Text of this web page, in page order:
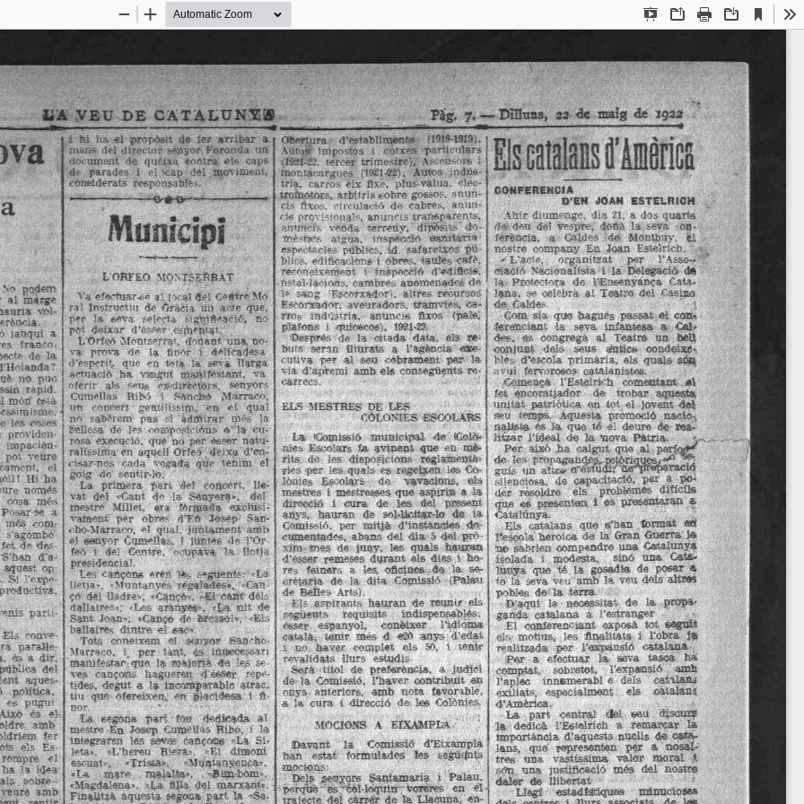
Presentation
OpenPrint Download
Current
View
Zoom
Zoom
L·A V E U D E C A T A L U N S » P à g . 7 .  —
  D i ï ï n n s ,
22 m a i g
  à é
i g a a
a
^
N "  padem  pat.
a l
  màrge  •J«
  vol-
  ianqui  a
franco-
de  l a
  no  puc
ràpid.
cl mód
  csià
les  cotns
  providen-
impaiièn-cia
pot  veure
el
Hi  ha
només
  onsa
  més
Po.sar se a amb
uiés
  /-om-ples.
s'agombo
"des-coneixcr-lee  no
S'han
d'a-tacar  los  'ftQcultat-s
aquest
  op
Sí i'e.ypo.
p a r ü -rdlarò?
EU  ronve-ms
paral·le-la
és  a  dir,
del
  aques-
política,
*t;  pugui
é s
  eV
amb
fer
els E.-
rf-mpre e!
la  idea  corrent,
  Mbre-fot.
veure  amb
sentir
i hi  lia  el
  propòsit
de  fer arribar  a
nirtiis
  del direetot  senyor  Foronda  un  document
de queisa eomra  els
  caps
de parades
  i
el
  •cap
  dél  moviment,  considerats
  responsables.
Municipi
L'ORFEÓ MONTÍ-EíiBAT
"V'a efertaar*o  a!
  i
v a i a^i
  Ceétré
Mó
ral Instructiu do  Gracia  un
  àiíle
  que.
por la
  seva
selecta f-igtnflcació'. no
po' deixar
  d'esso.r
  csmcmai.
L'Orfeó
  Montserras.
  (lloant
  una, no-
v» prova do la finor í dolicadesa
i)'psporit.
  que  en  Wa
la
  seva
  llarga
ai-"iació ha vangut maniféstant, va
oferir als seus éswJirèfttoj·s. senyors Curoellas
Rib'. i Sanchó Marracn,
un coocerf. geniilifsifn. en et qual
n i sabérem pas íi aflrfiirar més  la  bellesa  de  les
  coHWiopIclònà
-a  la  cu-rosa
  execució,
  que  no  per
  éeser
  natu-
ralfssima
  en  aquell
  Orfeó
deixa  d'en-cisa
r-no.-.
  cada
vegada que tenim  el
goig do;
  Mentir-lo.
La
primera pan líel coqcert, lle-
vat del -Cant de la Senyera*, del mostro
Mület, «ra Mrmaía exclusi-
varaenl'
  per
obres d'En Jósep San-
cho-llarraco.
  el  qual. juntament  amb
el
  senyor
  Cumotías,
I
  juntés
  de  l'Or
teó
  i
del Centre, ocupava l a llotja
presidencial.
Les
  cançons
  eren  les
  segiiènis:
  -La
lletja-. -Muntanyes  regalades., -Can •;o  de!
  lladrei-,
-Cançó-'.
  «-El cant
  dèlí
dallairesN 'Los  aranyes-, ^ t a  'nit * Sant
  Joanr-,
  «Cançó
  de
  brçEsól·.
«Els ballairés
dintre  e l
  sac».
Tots
coneixem el senyor Sancho-
Mamco. i ,  per tant.  és innecessari manifestar'que
la
  majoïíÀ
de  lep  se-ves
cançons hagueren d'ésser repe-tides,  degut  a
la  incomparable  atrac.
tiu quo  ofereixen,  en ^iaridesa i  fi-
nor.
l a
segona part fou dedicada al mestre  En
  Josep
  Cumellas
  Ribo.
  i  la  integraren
les
  sewos
  cançons
^La Si-
leta». 'L'hereu Blerav, ^El dimoni escuat»,
•Trisia>. -Muntanyenca',
• La mare . maiàlta'. -«Ban-bom». «Magdalena-,
' L a
  fljla,
  del  marxa.nt'
Fin^UUà
  aquesta
  segoca
  part.  la
-Sa.
Obertura d'esfabllmwitB flOie-1919).
AiiMS?
  Impostos
i cotxes particulars
l « I - í í . tercer
  trimestre},
  Ascensors  i
montàrargues flMl-SiJ), Amos indús-tria,
carros  eix
  fixe.  plus-vàlua.
éíec-
troinolors,
  arbitris eobre
  gossos,
anim-
ci- fixos, circulació de
  cabres,
  anun-
/ is  provisionals, anuncis transparent*, antmeis
venda terreny, dipifeis do-
tnfisrpi-s aigua, inspecció sanitàTia
espectarics públics,
  id- safareixos pii-
blic*.
  edificacions  i  obres,  taules
  cafè.
reoonelsemeDt i inspecció d'edifleis.
nstal-la-Mons. carabr·es  anomenadeé
  de
1»
  sang
Escorxador"!,  al'ro.-
  re-Mirsos
Escorxador,  aveuradors.  tramvies,  ca-rros
indústria, anuncis fixos (pals.
plafons i  quioscos).
  IWl-Z?.
Després de la  citada  data. 0I3
  te-bn's
sernn lliurats a l'agència «re-
cutiva per al  seu cobrament per l a
via
  d'apremi  amb els
  consegüents
  re-
càrrecs.
EU5
  MESTRES
  DE
  L E S
cOLOifiES
ESCOLAK;
La 'Comissió municipal de Colò-
nies  Escolars ta  avinent  qne  en mè^
rits da les disposicions reglamentà-
ries  per  les  quals  es  regetjten  les Co-
lònies Escolars de vavacions. els
mestres
  i
  mestresses
qne  aspirin  a  la
direcció i cura de les del present anys.
hauran de sol-Ucltar-lo de ia
Comissió, per mitjà d'instàncies do-cumentades,
  abans
  del  dia  5 del
  prò-
x i m mes de juny. les  quals hauran
d'ésser remeses
  durant  els  dies  i  ho-res
feiners a les.  oficjncs  de la se-cretaria
de la dita Comissió (Palau do  Belles
  Arts).
Lis
  aspirants
hauran  de  reunir  els
següents requisits indispensable»; ésser
espanyoL conèixer l'idioma català,
tenir  més  d etiO  anys d'edat
i no haver complet els 50,  t tenir revalidats
llurs
estudi;.
Serà títol de prefarència, a.
  judici
de  la
  Comissió,
l'haver
  contribuït
en
«nys anteriors,  amb nota í s v o n b l e ,
a la  cura i
  direcció
de  les
  Colònies
MOCIONS
  A
EDCAMPH
Davant
la Comissió d'Eixamplà
han estat formulades les segütjnts
moctons;
Dejs
  seajorc
Saníamaxia i Palau,
perquè es col-lóquür
  Voreres
en el trajecte  del
  càrrér
  de  la  Llacuna, en-
CONFERENCIA
D'EN JOAN
ESTELRICH
Ahir
  diumenge,  dia
  21.
  a  dos  quarts  da  den  de!  vespre,
donà
  la
  seva
on-
ferència, a Caldes d é Montbuy.
fel  nostre  company
Estclrich.
' L'acte, organitzat per l'Asso—''
aiaòfó Nacionalista  i la
  Delegació
  da
là.
  ProtectAra  de
l'Ensenyança Cata-lana,  se  celebra  ai
Com
  sia  que
  hagués
  passat
  el  con-ferenciant
la seva infantesa a Cal'
dot. es congregà a l Teatre un bell oonjunï
dels seus alntics condeixe-
Mer.
  d'escola
primària,
  els  quals  s ó n
avid fervoroses catalanistes.
Comença
l'EstelrKh comentant «1
fet encoratjador de trobar aquesta
unitat patriòtica en  iot. el  jovent del
w u temps. Aquesta promoció
  naclo-v
nalisia
  és  l a  que  té  el  deure  de  rea-
litzar l'Ideal
  do  la  nova
P à t r i a
-
Per això
  ha
calgut  que  a l p e r í q j j '
de  les
  rropagan^s,pelòniTU€§i/·xl
  ^ f ; guis  un
  a l l »  «restudi/
ae^preparacto silenciosa,  de
  capacitació,
per a po-der
resoldre els problemes d i ü c ü s
que  es presenten  1  os  presentaran a Catalunya.
Els
catalans quo
  s'han
lormat ao l'escola  heroica
i modesta, sinó una Cata-
lunya que  té. l a gosadia de
  posar
  a
to
  la
  seva
veu  amb  la  veu dels  altres  pobles  de  la
D'aquí
la necessitat de l a propa-ganda
catalana a l'estranger
El
conferenciant exposà tot  seguit  els  motius,  les
finalitats i l'obra ja  realitzada
per l'expansió
catalana
Per a efectuar l a seva tasca ha comptat,
sobretot, l'expansió amh l'aplec
innnmerabl e dels catUani
exütats, especialment els catalana
d'Amèrica.
La
part central del seu discurs
la dedicà l'Estelrich  a remarcar là
importància
  d'aquests
  nuclis  de  catar  jans.
que representen per a nosal-
tres nna vastíssima valor moral í.
són una justificació més  del nostre daler
de
llibertat
Llegí
estadfsttíqueis minucioses dels